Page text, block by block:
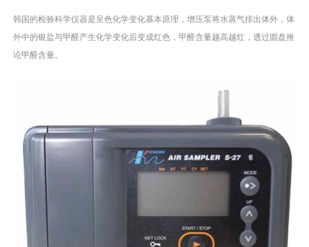
韩国的检验科学仪器是呈色化学变化基本原理，增压泵将水蒸气排出体外，体
外中的银盐与甲醛产生化学变化后变成红色，甲醛含量越高越红，透过圆盘推
论甲醛含量。